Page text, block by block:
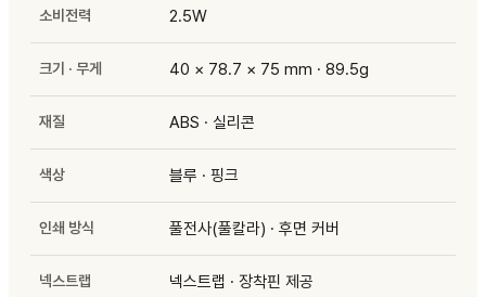
소비전력 2.5W
크기 · 무게 40 × 78.7 × 75 mm · 89.5g
재질 ABS · 실리콘
색상 블루 · 핑크
인쇄 방식 풀전사(풀칼라) · 후면 커버
넥스트랩 넥스트랩 · 장착핀 제공